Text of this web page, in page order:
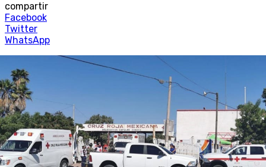
compartir
Facebook
Twitter
WhatsApp